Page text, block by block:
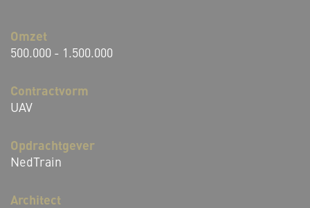
Omzet
500.000 - 1.500.000
Contractvorm
UAV
Opdrachtgever
NedTrain
Architect